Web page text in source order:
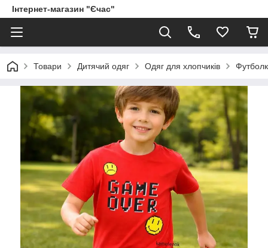
Інтернет-магазин "Єчас"
Товари Дитячий одяг Одяг для хлопчиків